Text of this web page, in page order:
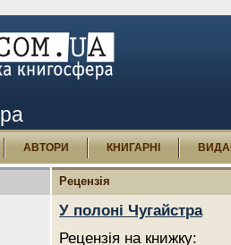
АВТОРИ КНИГАРНІ
Рецензія
У полоні Чугайстра
Рецензія на книжку: